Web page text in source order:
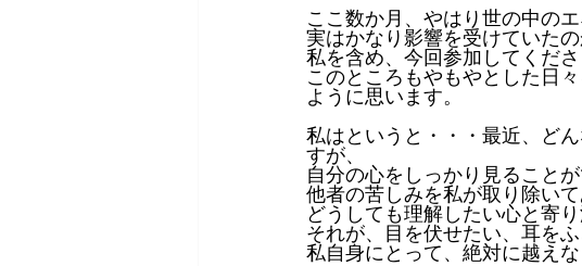
ここ数か月、やはり世の中の
実はかなり影響を受けていたの
私を含め、今回参加してくだ
このところもやもやとした日
ように思います。
私はというと・・・最近、ど
すが、
自分の心をしっかり見ること
他者の苦しみを私が取り除い
どうしても理解したい心と寄
それが、目を伏せたい、耳を
私自身にとって、絶対に越え